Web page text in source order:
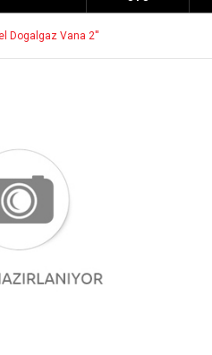
Dogalgaz Vana 2''